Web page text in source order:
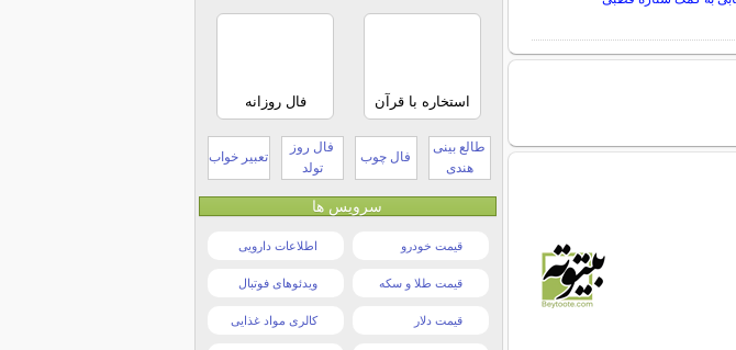
استخاره با قرآن فال روزانه
طالع بینی
هندی
فال چوب
فال روز
تولد
تعبیر خواب
سرویس ها
قیمت خودرو اطلاعات دارویی
قیمت طلا و سکه ویدئوهای فوتبال
قیمت دلار کالری مواد غذایی